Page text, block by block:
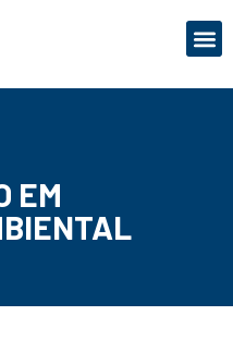
EM